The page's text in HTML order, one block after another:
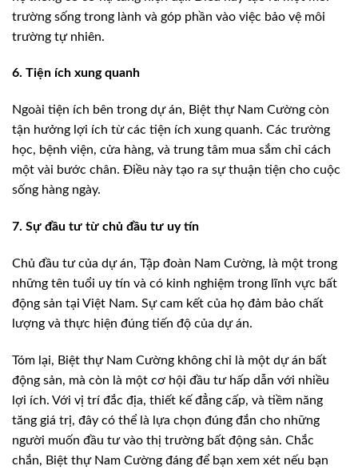
trường sống trong lành và góp phần vào việc bảo vệ môi
trường tự nhiên.
6. Tiện ích xung quanh
Ngoài tiện ích bên trong dự án, Biệt thự Nam Cường còn
tận hưởng lợi ích từ các tiện ích xung quanh. Các trường
học, bệnh viện, cửa hàng, và trung tâm mua sắm chỉ cách
một vài bước chân. Điều này tạo ra sự thuận tiện cho cuộc
sống hàng ngày.
7. Sự đầu tư từ chủ đầu tư uy tín
Chủ đầu tư của dự án, Tập đoàn Nam Cường, là một trong
những tên tuổi uy tín và có kinh nghiệm trong lĩnh vực bất
động sản tại Việt Nam. Sự cam kết của họ đảm bảo chất
lượng và thực hiện đúng tiến độ của dự án.
Tóm lại, Biệt thự Nam Cường không chỉ là một dự án bất
động sản, mà còn là một cơ hội đầu tư hấp dẫn với nhiều
lợi ích. Với vị trí đắc địa, thiết kế đẳng cấp, và tiềm năng
tăng giá trị, đây có thể là lựa chọn đúng đắn cho những
người muốn đầu tư vào thị trường bất động sản. Chắc
chắn, Biệt thự Nam Cường đáng để bạn xem xét nếu bạn